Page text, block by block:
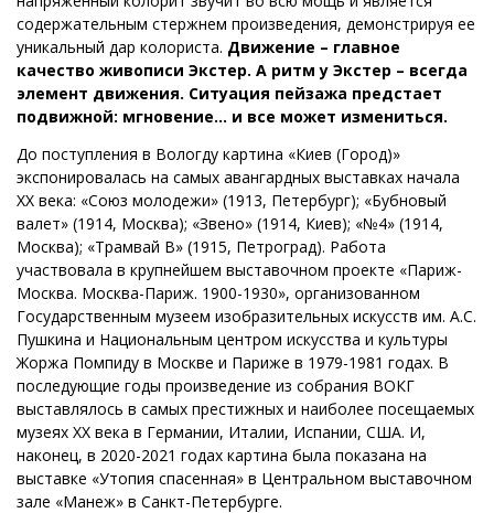
содержательным стержнем произведения, демонстрируя ее
уникальный дар колориста. Движение – главное
качество живописи Экстер. А ритм у Экстер – всегда
элемент движения. Ситуация пейзажа предстает
подвижной: мгновение... и все может измениться.
До поступления в Вологду картина «Киев (Город)»
экспонировалась на самых авангардных выставках начала
XX века: «Союз молодежи» (1913, Петербург); «Бубновый
валет» (1914, Москва); «Звено» (1914, Киев); «№4» (1914,
Москва); «Трамвай В» (1915, Петроград). Работа
участвовала в крупнейшем выставочном проекте «Париж-
Москва. Москва-Париж. 1900-1930», организованном
Государственным музеем изобразительных искусств им. А.С.
Пушкина и Национальным центром искусства и культуры
Жоржа Помпиду в Москве и Париже в 1979-1981 годах. В
последующие годы произведение из собрания ВОКГ
выставлялось в самых престижных и наиболее посещаемых
музеях XX века в Германии, Италии, Испании, США. И,
наконец, в 2020-2021 годах картина была показана на
выставке «Утопия спасенная» в Центральном выставочном
зале «Манеж» в Санкт-Петербурге.